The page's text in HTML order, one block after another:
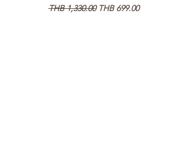
通常価格
THB 1,330.00 セール価格
THB 699.00